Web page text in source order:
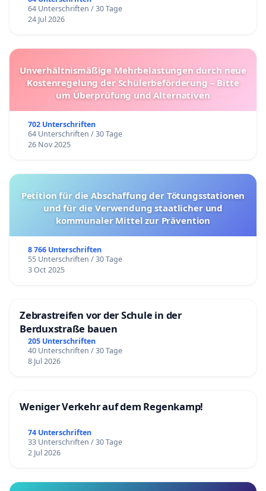
64 Unterschriften / 30 Tage
24 Jul 2026
Unverhältnismäßige Mehrbelastungen durch neue
Kostenregelung der Schülerbeförderung – Bitte
um Überprüfung und Alternativen
702 Unterschriften
64 Unterschriften / 30 Tage
26 Nov 2025
Petition für die Abschaffung der Tötungsstationen
und für die Verwendung staatlicher und
kommunaler Mittel zur Prävention
8 766 Unterschriften
55 Unterschriften / 30 Tage
3 Oct 2025
Zebrastreifen vor der Schule in der
Berduxstraße bauen
205 Unterschriften
40 Unterschriften / 30 Tage
8 Jul 2026
Weniger Verkehr auf dem Regenkamp!
74 Unterschriften
33 Unterschriften / 30 Tage
2 Jul 2026